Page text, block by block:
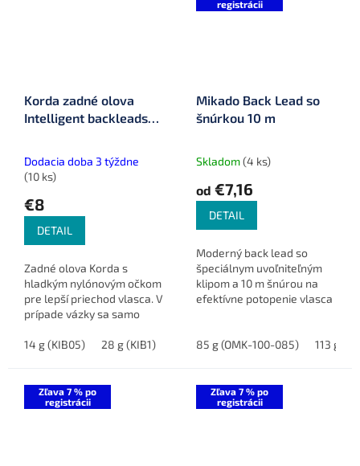
Korda zadné olova
Intelligent backleads
Dodacia doba 3 týždne
(10 ks)
€8
DETAIL
Zadné olova Korda s
hladkým nylónovým očkom
pre lepší priechod vlasca. V
prípade vázky sa samo
efektivitu pri love. K
14 g (KIB05) 28 g (KIB1) 42 g (KIB15)
registrácii
Mikado Back Lead so
šnúrkou 10 m
Skladom(4 ks)
od €7,16
DETAIL
Moderný back lead so
špeciálnym uvoľniteľným
klipom a 10 m šnúrou na
efektívne potopenie vlasca
85 g (OMK-100-085)
113 g
Zľava 7 % po
registrácii
Zľava 7 % po
registrácii